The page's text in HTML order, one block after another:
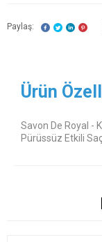
Paylaş:
Ürün
Savon De Royal -
Pürüssüz Etkili